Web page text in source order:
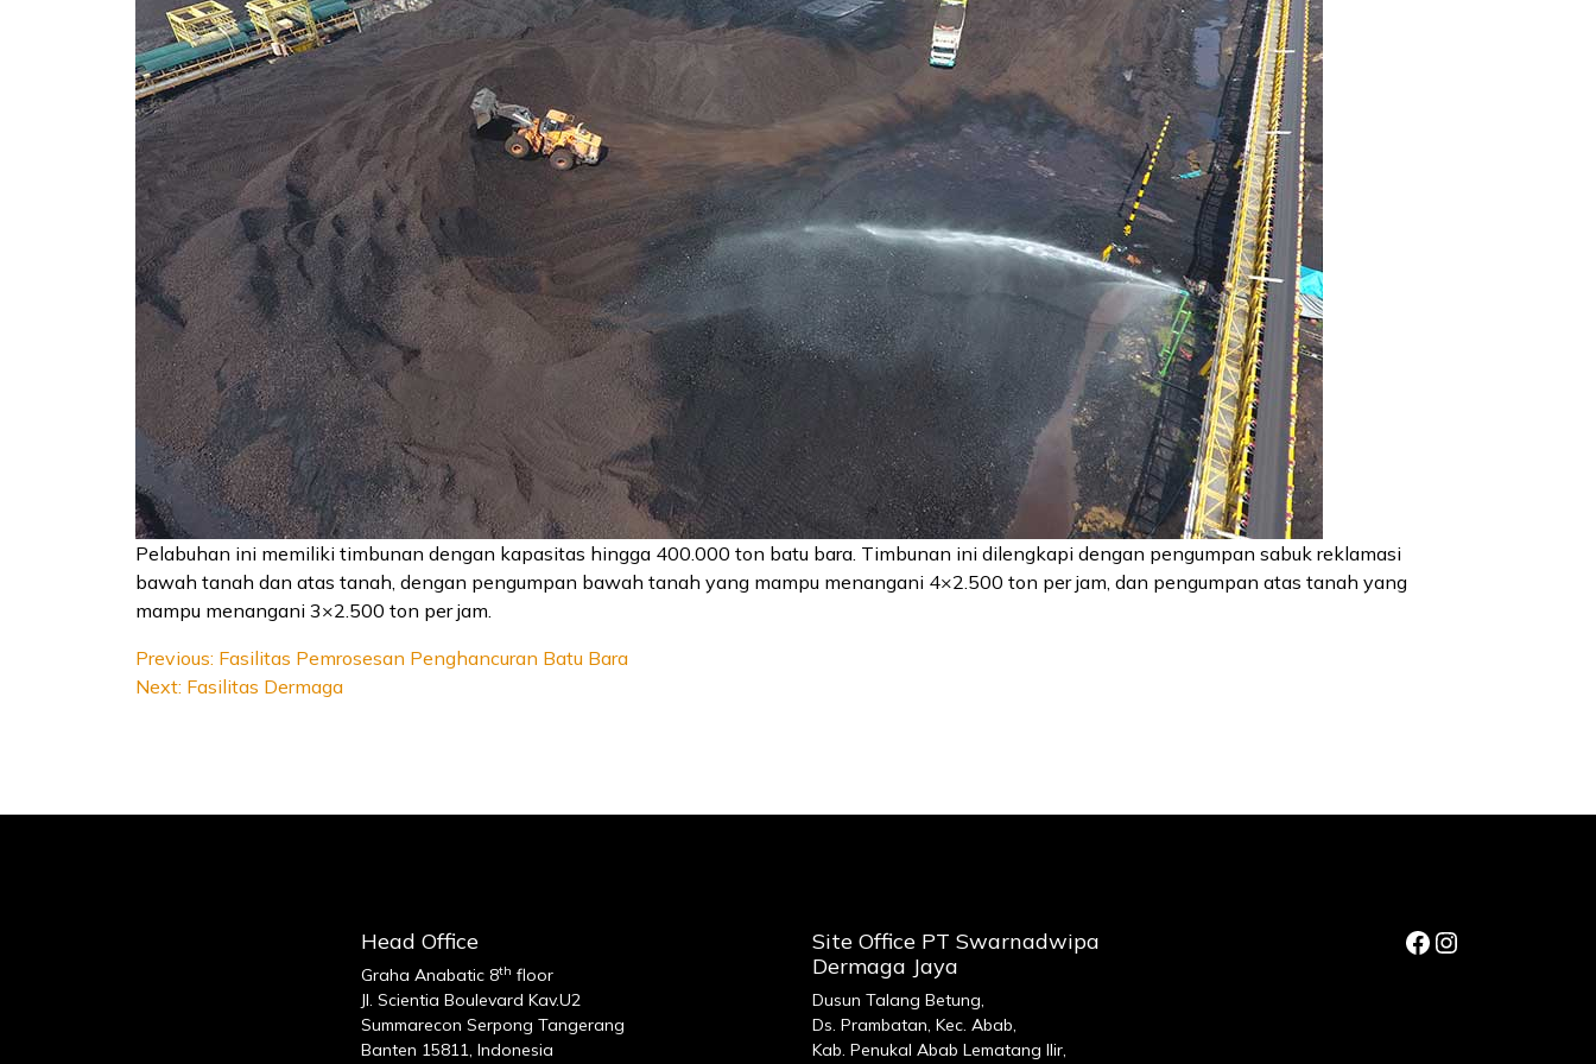
Pelabuhan ini memiliki timbunan dengan kapasitas hingga 400.000 ton batu bara. Timbunan ini dilengkapi dengan pengumpan sabuk reklamasi
bawah tanah dan atas tanah, dengan pengumpan bawah tanah yang mampu menangani 4×2.500 ton per jam, dan pengumpan atas tanah yang
mampu menangani 3×2.500 ton per jam.
Navigasi
Previous: Fasilitas Pemrosesan Penghancuran Batu Bara
Next: Fasilitas Dermaga
Head Office
Graha Anabatic 8th floor
Jl. Scientia Boulevard Kav.U2
Summarecon Serpong Tangerang
Banten 15811, Indonesia
Site Office PT Swarnadwipa
Dermaga Jaya
Dusun Talang Betung,
Ds. Prambatan, Kec. Abab,
Kab. Penukal Abab Lematang Ilir,
Facebook
Instagram